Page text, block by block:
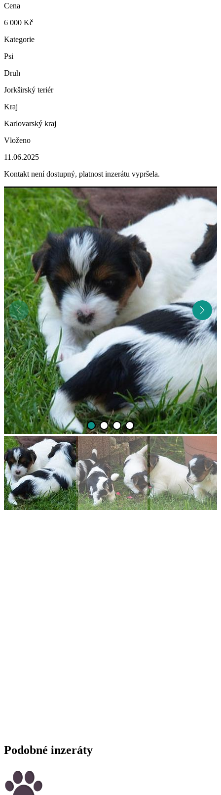
Cena
6 000 Kč
Kategorie
Psi
Druh
Jorkširský teriér
Kraj
Karlovarský kraj
Vloženo
11.06.2025
Kontakt není dostupný, platnost inzerátu vypršela.
Podobné inzeráty